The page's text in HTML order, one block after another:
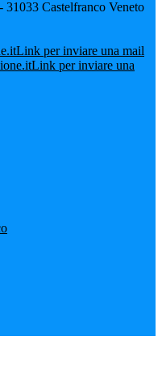
Castelfranco Veneto
Link per inviare una mail
Link per inviare una